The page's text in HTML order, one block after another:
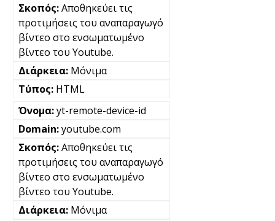
Αποθηκεύει τις
προτιμήσεις του αναπαραγωγό
βίντεο στο ενσωματωμένο
βίντεο του Youtube.
Μόνιμα
HTML
yt-remote-device-id
youtube.com
Αποθηκεύει τις
προτιμήσεις του αναπαραγωγό
βίντεο στο ενσωματωμένο
βίντεο του Youtube.
Μόνιμα